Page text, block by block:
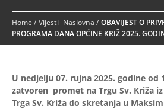
Home/Vijesti- Naslovna /OBAVIJEST O
PROGRAMA DANA OPĆINE KRIŽ 2025.
U nedjelju 07. rujna 2025. godine
zatvoren promet na Trgu Sv. Križa
Trga Sv. Križa do skretanja u